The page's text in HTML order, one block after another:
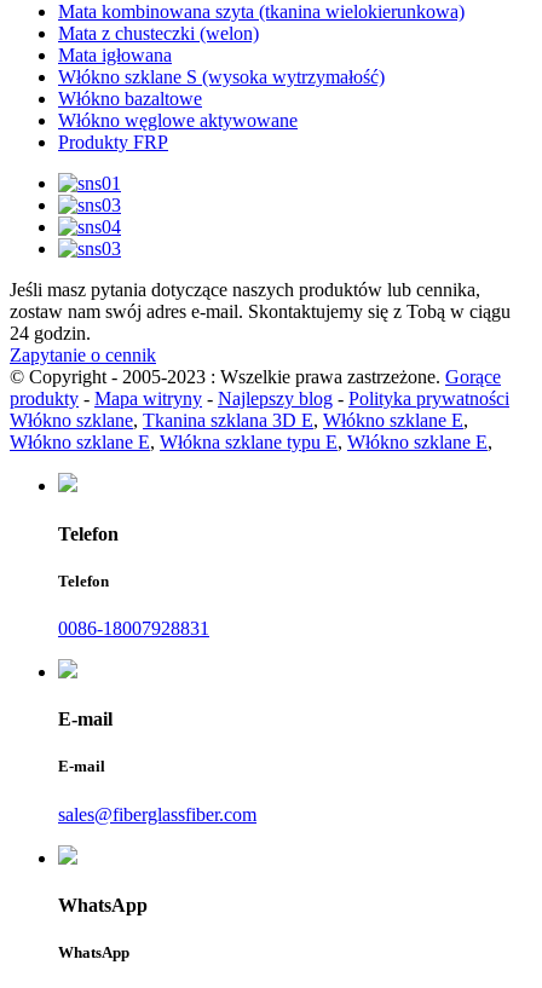
Mata kombinowana szyta (tkanina wielokierunkowa)
Mata z chusteczki (welon)
Mata igłowana
Włókno szklane S (wysoka wytrzymałość)
Włókno bazaltowe
Włókno węglowe aktywowane
Produkty FRP
Jeśli masz pytania dotyczące naszych produktów lub cennika,
zostaw nam swój adres e-mail. Skontaktujemy się z Tobą w ciągu
24 godzin.
Zapytanie o cennik
© Copyright - 2005-2023 : Wszelkie prawa zastrzeżone. Gorące
produkty - Mapa witryny - Najlepszy blog - Polityka prywatności
Włókno szklane, Tkanina szklana 3D E, Włókno szklane E,
Włókno szklane E, Włókna szklane typu E, Włókno szklane E,
Telefon
Telefon
0086-18007928831
E-mail
E-mail
sales@fiberglassfiber.com
WhatsApp
WhatsApp